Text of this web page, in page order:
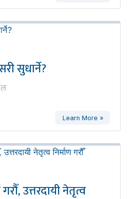
सुधार्ने?
Learn More »
गरौँ, उत्तरदायी नेतृत्व